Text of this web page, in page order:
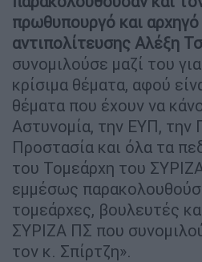
πρωθυπουργό και
αντιπολίτευσης Αλέξη
συνομιλούσε μαζί του
κρίσιμα θέματα, αφού
θέματα που έχουν να
Αστυνομία, την ΕΥΠ, την
Προστασία και όλα τα
του Τομεάρχη του
εμμέσως
τομεάρχες, βουλευτές
ΣΥΡΙΖΑ ΠΣ που
τον κ. Σπίρτζη».